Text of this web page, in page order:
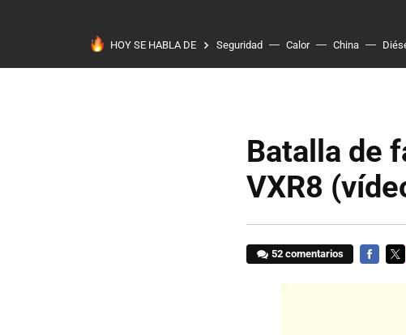
HOY SE HABLA DE Seguridad Calor China
Batalla de
VXR8
52 comentarios